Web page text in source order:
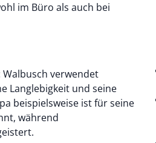
im Büro als auch bei
verwendet
Langlebigkeit und seine
beispielsweise ist für seine
während